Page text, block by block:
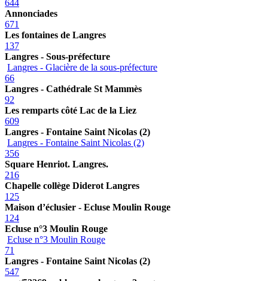
644
Annonciades
671
Les fontaines de Langres
137
Langres - Sous-préfecture
Langres - Glacière de la sous-préfecture
66
Langres - Cathédrale St Mammès
92
Les remparts côté Lac de la Liez
609
Langres - Fontaine Saint Nicolas (2)
Langres - Fontaine Saint Nicolas (2)
356
Square Henriot. Langres.
216
Chapelle collège Diderot Langres
125
Maison d’éclusier - Ecluse Moulin Rouge
124
Ecluse n°3 Moulin Rouge
Ecluse n°3 Moulin Rouge
71
Langres - Fontaine Saint Nicolas (2)
547